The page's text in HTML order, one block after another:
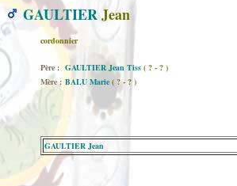
GAULTIERJean
cordonnier
Père : GAULTIER Jean Tiss ( ? - ? )
Mère : BALU Marie ( ? - ? )
GAULTIER Jean